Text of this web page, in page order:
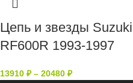
Цепь и звезды Suzuki
RF600R 1993-1997
13910 ₽ – 20480 ₽